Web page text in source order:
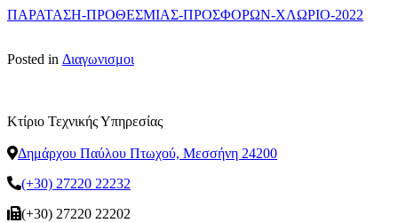
ΠΑΡΑΤΑΣΗ-ΠΡΟΘΕΣΜΙΑΣ-ΠΡΟΣΦΟΡΩΝ-ΧΛΩΡΙΟ-2022
Posted in Διαγωνισμοι
Κτίριο Τεχνικής Υπηρεσίας
Δημάρχου Παύλου Πτωχού, Μεσσήνη 24200
(+30) 27220 22232
(+30) 27220 22202